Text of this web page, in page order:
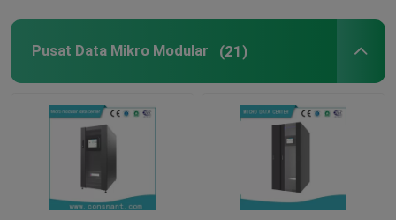
Pusat Data Mikro Modular (21)